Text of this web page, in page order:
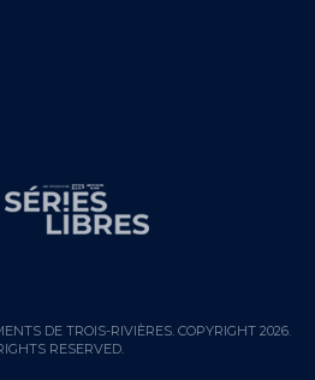
DE TROIS-RIVIÈRES. COPYRIGHT 2026.
RESERVED.